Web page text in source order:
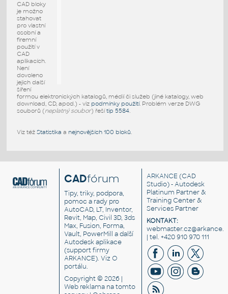
CAD bloky
je možno
stahovat
pro vlastní
osobní a
firemní
použití v
CAD
aplikacích.
Není
dovoleno
jejich další
šíření
formou elektronických katalogů, médií či služeb (jiné katalogy, web
download, CD, apod.) - viz podmínky použití. Problém verze DWG
souborů (neplatný soubor) řešítip 5584.
Viz též Statistika a nejnovějších 100 bloků.
CADfórum
Tipy, triky, podpora,
pomoc a rady pro
AutoCAD, LT, Inventor,
Revit, Map, Civil 3D, 3ds
Max, Fusion, Forma,
Vault, PowerMill a další
Autodesk aplikace
(support firmy
ARKANCE). VizO
portálu.
Copyright © 2026 |
Web reklama na tomto
ARKANCE (CAD
Studio) - Autodesk
Platinum Partner &
Training Center &
Services Partner
KONTAKT:
| tel. +420 910 970 111